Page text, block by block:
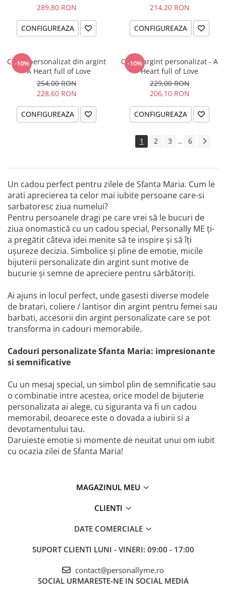
289,80 RON
CONFIGUREAZA
214,20 RON
CONFIGUREAZA
-10%
Colier personalizat din argint
- A Heart full of Love
254,00 RON
228,60 RON
CONFIGUREAZA
-10%
Colier argint personalizat - A
Heart full of Love
229,00 RON
206,10 RON
CONFIGUREAZA
1 2 3 ... 6
Un cadou perfect pentru zilele de Sfanta Maria. Cum le
arati aprecierea ta celor mai iubite persoane care-si
sarbatoresc ziua numelui?
Pentru persoanele dragi pe care vrei să le bucuri de
ziua onomastică cu un cadou special, Personally ME ți-
a pregătit câteva idei menite să te inspire și să îți
ușureze decizia. Simbolice și pline de emotie, micile
bijuterii personalizate din argint sunt motive de
bucurie și semne de apreciere pentru sărbătoriți.
Ai ajuns in locul perfect, unde gasesti diverse modele
de bratari, coliere / lantisor din argint pentru femei sau
barbati, accesorii din argint personalizate care se pot
transforma in cadouri memorabile.
Cadouri personalizate Sfanta Maria: impresionante
si semnificative
Cu un mesaj special, un simbol plin de semnificatie sau
o combinatie intre acestea, orice model de bijuterie
personalizata ai alege, cu siguranta va fi un cadou
memorabil, deoarece este o dovada a iubirii si a
devotamentului tau.
Daruieste emotie si momente de neuitat unui om iubit
cu ocazia zilei de Sfanta Maria!
MAGAZINUL MEU
CLIENTI
DATE COMERCIALE
SUPORT CLIENTI LUNI - VINERI: 09:00 - 17:00
contact@personallyme.ro
SOCIAL URMARESTE-NE IN SOCIAL MEDIA